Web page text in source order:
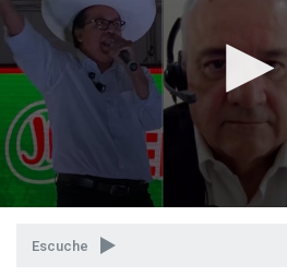
Escuche